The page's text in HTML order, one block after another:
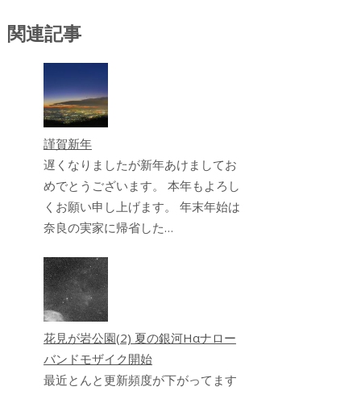
関連記事
謹賀新年
遅くなりましたが新年あけましてお
めでとうございます。 本年もよろし
くお願い申し上げます。 年末年始は
奈良の実家に帰省した…
花見が岩公園(2) 夏の銀河Hαナロー
バンドモザイク開始
最近とんと更新頻度が下がってます